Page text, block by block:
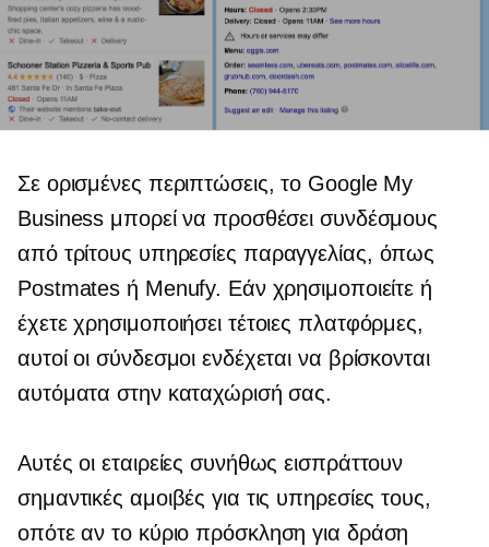
Σε ορισμένες περιπτώσεις, το Google My
Business μπορεί να προσθέσει συνδέσμους
από τρίτους υπηρεσίες παραγγελίας, όπως
Postmates ή Menufy. Εάν χρησιμοποιείτε ή
έχετε χρησιμοποιήσει τέτοιες πλατφόρμες,
αυτοί οι σύνδεσμοι ενδέχεται να βρίσκονται
αυτόματα στην καταχώρισή σας.
Αυτές οι εταιρείες συνήθως εισπράττουν
σημαντικές αμοιβές για τις υπηρεσίες τους,
οπότε αν το κύριοπρόσκληση για δράση